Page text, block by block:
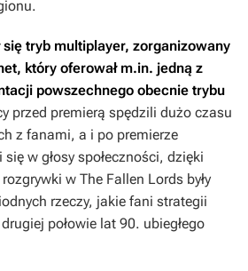
się tryb multiplayer, zorganizowany
który oferował m.in. jedną z
powszechnego obecnie trybu
przed premierą spędzili dużo czasu
z fanami, a i po premierze
w głosy społeczności, dzięki
w The Fallen Lords były
rzeczy, jakie fani strategii
połowie lat 90. ubiegłego